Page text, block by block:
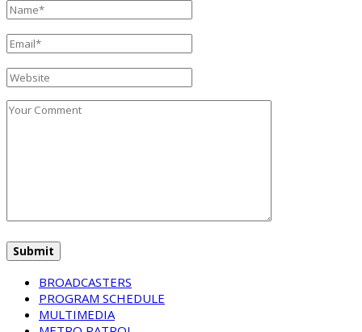
BROADCASTERS
PROGRAM SCHEDULE
MULTIMEDIA